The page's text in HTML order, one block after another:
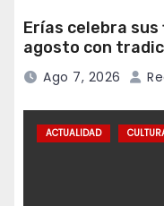
Erías celebra
agosto con
vecinal
Ago 7, 2026
ACTUALIDAD